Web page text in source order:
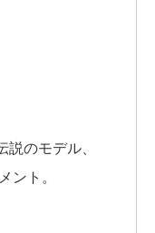
説のモデル、
ント。